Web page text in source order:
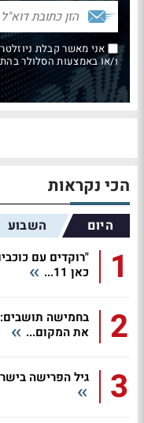
אני מאשר קבלת
ו/או באמצעות הסלולר בהתאם
הכי נקראות
היום השבוע
1
"רוקדים עם
כאן 11...
2
בחמישה
את המקום...
3 גיל הפרישה